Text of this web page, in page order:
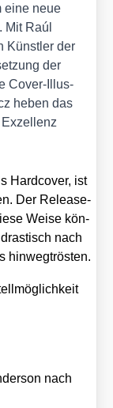
eine neue
Raúl
Künst­ler der
der
Cover-Illus­
heben das
Hard­co­ver, ist
Der Release­
Wei­se kön­
nach
hin­weg­trös­ten.
nach